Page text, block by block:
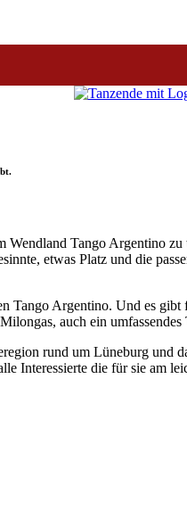
Tango Argentino
etwas Platz und die
Tango Argentino. Und es
auch ein
rund um Lüneburg
Interessierte die für sie am